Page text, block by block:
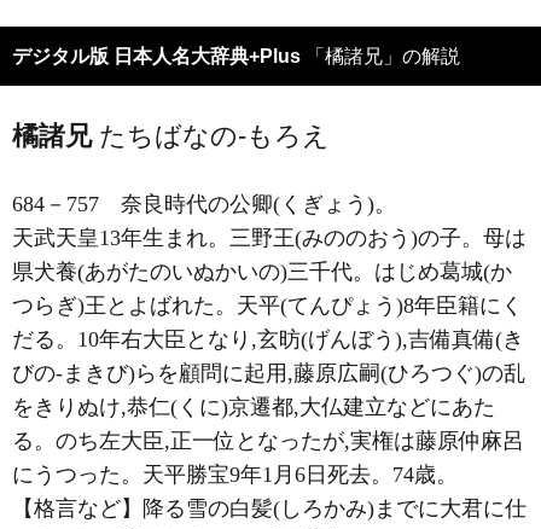
デジタル版 日本人名大辞典+Plus 「橘諸兄」の解説
橘諸兄 たちばなの-もろえ
684－757 奈良時代の公卿(くぎょう)。
天武天皇13年生まれ。三野王(みののおう)の子。母は
県犬養(あがたのいぬかいの)三千代。はじめ葛城(か
つらぎ)王とよばれた。天平(てんぴょう)8年臣籍にく
だる。10年右大臣となり,玄昉(げんぼう),吉備真備(き
びの-まきび)らを顧問に起用,藤原広嗣(ひろつぐ)の乱
をきりぬけ,恭仁(くに)京遷都,大仏建立などにあた
る。のち左大臣,正一位となったが,実権は藤原仲麻呂
にうつった。天平勝宝9年1月6日死去。74歳。
【格言など】降る雪の白髪(しろかみ)までに大君に仕